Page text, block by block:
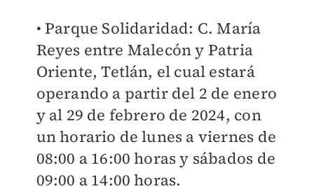
• Parque Solidaridad: C. María
Reyes entre Malecón y Patria
Oriente, Tetlán, el cual estará
operando a partir del 2 de enero
y al 29 de febrero de 2024, con
un horario de lunes a viernes de
08:00 a 16:00 horas y sábados de
09:00 a 14:00 horas.